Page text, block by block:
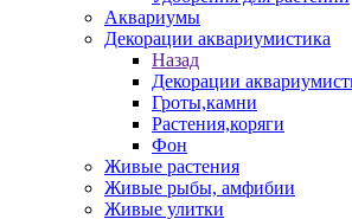
Аквариумы
Декорации аквариумистика
Назад
Декорации
Гроты,камни
Растения,коряги
Фон
Живые растения
Живые рыбы, амфибии
Живые улитки